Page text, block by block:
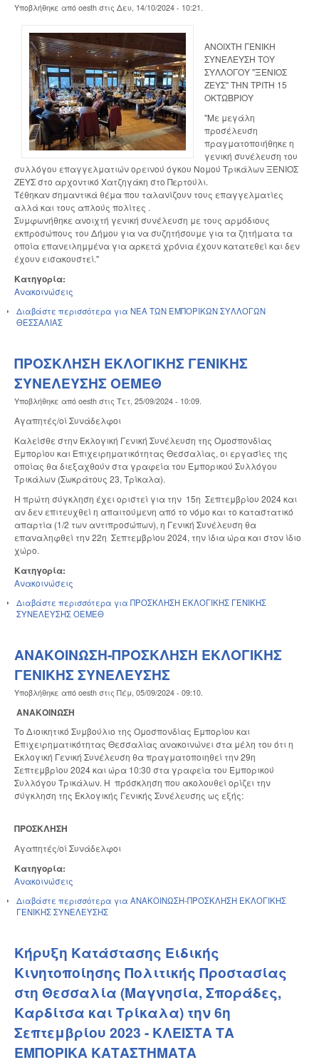
Υποβλήθηκε από oesth στις Δευ, 14/10/2024 - 10:21
ΑΝΟΙΧΤΗ ΓΕΝΙΚΗ
ΣΥΝΕΛΕΥΣΗ ΤΟΥ
ΣΥΛΛΟΓΟΥ ''ΞΕΝΙΟΣ
ΖΕΥΣ'' ΤΗΝ ΤΡΙΤΗ 15
ΟΚΤΩΒΡΙΟΥ
''Με μεγάλη
προσέλευση
πραγματοποιήθηκε η
γενική συνέλευση του
συλλόγου επαγγελματιών ορεινού όγκου Νομού Τρικάλων ΞΈΝΙΟΣ
ΖΕΥΣ στο αρχοντικό Χατζηγάκη στο Περτούλι.
Τέθηκαν σημαντικά θέμα που ταλανίζουν τους επαγγελματίες
αλλά και τους απλούς πολίτες .
Συμφωνήθηκε ανοιχτή γενική συνέλευση με τους αρμόδιους
εκπροσώπους του Δήμου για να συζητήσουμε για τα ζητήματα τα
οποία επανειλημμένα για αρκετά χρόνια έχουν κατατεθεί και δεν
έχουν εισακουστεί.''
Κατηγορία:
Ανακοινώσεις
Διαβάστε περισσότερα για ΝΕΑ ΤΩΝ ΕΜΠΟΡΙΚΩΝ ΣΥΛΛΟΓΩΝ
ΘΕΣΣΑΛΙΑΣ
ΠΡΟΣΚΛΗΣΗ ΕΚΛΟΓΙΚΗΣ ΓΕΝΙΚΗΣ
ΣΥΝΕΛΕΥΣΗΣ ΟΕΜΕΘ
Υποβλήθηκε από oesth στις Τετ, 25/09/2024 - 10:09.
Αγαπητές/οί Συνάδελφοι
Καλείσθε στην Εκλογική Γενική Συνέλευση της Ομοσπονδίας
Εμπορίου και Επιχειρηματικότητας Θεσσαλίας, οι εργασίες της
οποίας θα διεξαχθούν στα γραφεία του Εμπορικού Συλλόγου
Τρικάλων (Σωκράτους 23, Τρίκαλα).
Η πρώτη σύγκληση έχει οριστεί για την 15η Σεπτεμβρίου 2024 και
αν δεν επιτευχθεί η απαιτούμενη από το νόμο και το καταστατικό
απαρτία (1/2 των αντιπροσώπων), η Γενική Συνέλευση θα
επαναληφθεί την 22η Σεπτεμβρίου 2024, την ίδια ώρα και στον ίδιο
χώρο.
Κατηγορία:
Ανακοινώσεις
Διαβάστε περισσότερα για ΠΡΟΣΚΛΗΣΗ ΕΚΛΟΓΙΚΗΣ ΓΕΝΙΚΗΣ
ΣΥΝΕΛΕΥΣΗΣ ΟΕΜΕΘ
ΑΝΑΚΟΙΝΩΣΗ-ΠΡΟΣΚΛΗΣΗ ΕΚΛΟΓΙΚΗΣ
ΓΕΝΙΚΗΣ ΣΥΝΕΛΕΥΣΗΣ
Υποβλήθηκε από oesth στις Πέμ, 05/09/2024 - 09:10
ΑΝΑΚΟΙΝΩΣΗ
Το Διοικητικό Συμβούλιο της Ομοσπονδίας Εμπορίου και
Επιχειρηματικότητας Θεσσαλίας ανακοινώνει στα μέλη του ότι η
Εκλογική Γενική Συνέλευση θα πραγματοποιηθεί την 29η
Σεπτεμβρίου 2024 και ώρα 10:30 στα γραφεία του Εμπορικού
Συλλόγου Τρικάλων. Η πρόσκληση που ακολουθεί ορίζει την
σύγκληση της Εκλογικής Γενικής Συνέλευσης ως εξής:
ΠΡΟΣΚΛΗΣΗ
Αγαπητές/οί Συνάδελφοι
Κατηγορία:
Ανακοινώσεις
Διαβάστε περισσότερα για ΑΝΑΚΟΙΝΩΣΗ-ΠΡΟΣΚΛΗΣΗ ΕΚΛΟΓΙΚΗΣ
ΓΕΝΙΚΗΣ ΣΥΝΕΛΕΥΣΗΣ
Κήρυξη Κατάστασης Ειδικής
Κινητοποίησης Πολιτικής Προστασίας
στη Θεσσαλία (Μαγνησία, Σποράδες,
Καρδίτσα και Τρίκαλα) την 6η
Σεπτεμβρίου 2023 - ΚΛΕΙΣΤΑ ΤΑ
ΕΜΠΟΡΙΚΑ ΚΑΤΑΣΤΗΜΑΤΑ